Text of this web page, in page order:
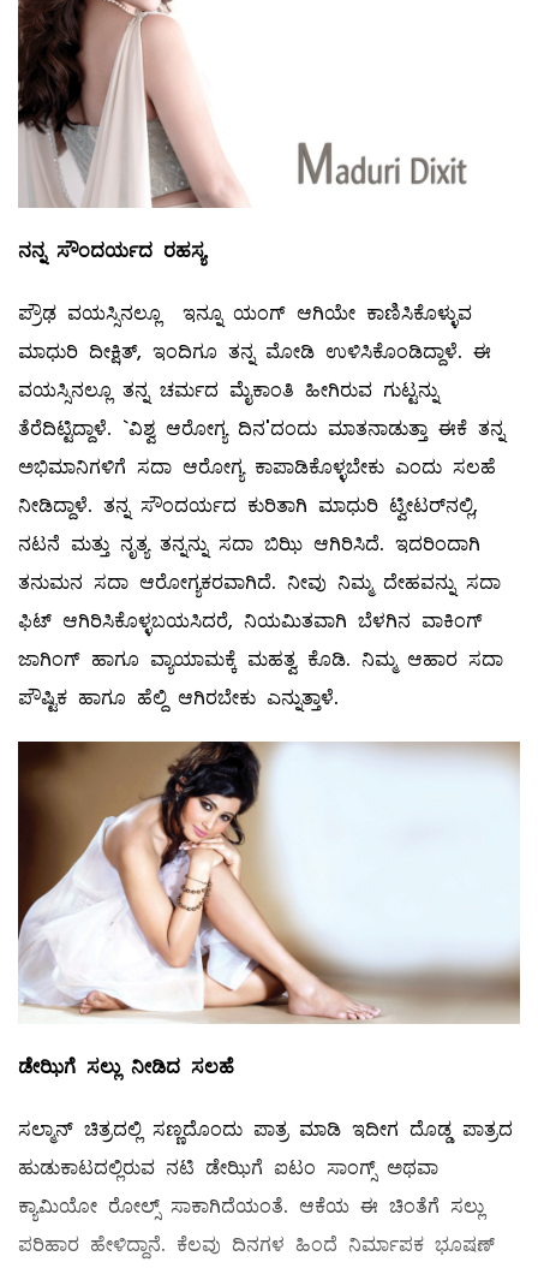
ನನ್ನ ಸೌಂದರ್ಯದ ರಹಸ್ಯ
ಪ್ರೌಢ ವಯಸ್ಸಿನಲ್ಲೂ ಇನ್ನೂ ಯಂಗ್‌ ಆಗಿಯೇ ಕಾಣಿಸಿಕೊಳ್ಳುವ
ಮಾಧುರಿ ದೀಕ್ಷಿತ್‌, ಇಂದಿಗೂ ತನ್ನ ಮೋಡಿ ಉಳಿಸಿಕೊಂಡಿದ್ದಾಳೆ. ಈ
ವಯಸ್ಸಿನಲ್ಲೂ ತನ್ನ ಚರ್ಮದ ಮೈಕಾಂತಿ ಹೀಗಿರುವ ಗುಟ್ಟನ್ನು
ತೆರೆದಿಟ್ಟಿದ್ದಾಳೆ. `ವಿಶ್ವ ಆರೋಗ್ಯ ದಿನ'ದಂದು ಮಾತನಾಡುತ್ತಾ ಈಕೆ ತನ್ನ
ಅಭಿಮಾನಿಗಳಿಗೆ ಸದಾ ಆರೋಗ್ಯ ಕಾಪಾಡಿಕೊಳ್ಳಬೇಕು ಎಂದು ಸಲಹೆ
ನೀಡಿದ್ದಾಳೆ. ತನ್ನ ಸೌಂದರ್ಯದ ಕುರಿತಾಗಿ ಮಾಧುರಿ ಟ್ವೀಟರ್‌ನಲ್ಲಿ,
ನಟನೆ ಮತ್ತು ನೃತ್ಯ ತನ್ನನ್ನು ಸದಾ ಬಿಝಿ ಆಗಿರಿಸಿದೆ. ಇದರಿಂದಾಗಿ
ತನುಮನ ಸದಾ ಆರೋಗ್ಯಕರವಾಗಿದೆ. ನೀವು ನಿಮ್ಮ ದೇಹವನ್ನು ಸದಾ
ಫಿಟ್‌ ಆಗಿರಿಸಿಕೊಳ್ಳಬಯಸಿದರೆ, ನಿಯಮಿತವಾಗಿ ಬೆಳಗಿನ ವಾಕಿಂಗ್‌
ಜಾಗಿಂಗ್‌ ಹಾಗೂ ವ್ಯಾಯಾಮಕ್ಕೆ ಮಹತ್ವ ಕೊಡಿ. ನಿಮ್ಮ ಆಹಾರ ಸದಾ
ಪೌಷ್ಟಿಕ ಹಾಗೂ ಹೆಲ್ದಿ ಆಗಿರಬೇಕು ಎನ್ನುತ್ತಾಳೆ.
ಡೇಝಿಗೆ ಸಲ್ಲು ನೀಡಿದ ಸಲಹೆ
ಸಲ್ಮಾನ್‌ ಚಿತ್ರದಲ್ಲಿ ಸಣ್ಣದೊಂದು ಪಾತ್ರ ಮಾಡಿ ಇದೀಗ ದೊಡ್ಡ ಪಾತ್ರದ
ಹುಡುಕಾಟದಲ್ಲಿರುವ ನಟಿ ಡೇಝಿಗೆ ಐಟಂ ಸಾಂಗ್ಸ್ ಅಥವಾ
ಕ್ಯಾಮಿಯೋ ರೋಲ್ಸ್ ಸಾಕಾಗಿದೆಯಂತೆ. ಆಕೆಯ ಈ ಚಿಂತೆಗೆ ಸಲ್ಲು
ಪರಿಹಾರ ಹೇಳಿದ್ದಾನೆ. ಕೆಲವು ದಿನಗಳ ಹಿಂದೆ ನಿರ್ಮಾಪಕ ಭೂಷಣ್‌